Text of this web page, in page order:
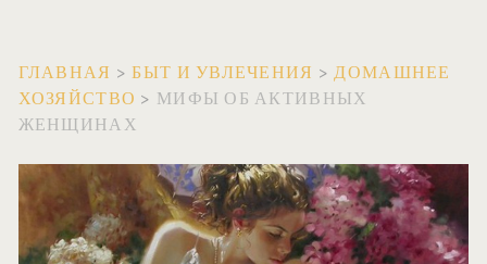
ГЛАВНАЯ >БЫТ И УВЛЕЧЕНИЯ >ДОМАШНЕЕ
ХОЗЯЙСТВО > МИФЫ ОБ АКТИВНЫХ
ЖЕНЩИНАХ